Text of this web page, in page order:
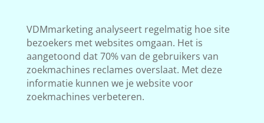
VDMmarketing analyseert regelmatig hoe site
bezoekers met websites omgaan. Het is
aangetoond dat 70% van de gebruikers van
zoekmachines reclames overslaat. Met deze
informatie kunnen we je website voor
zoekmachines verbeteren.